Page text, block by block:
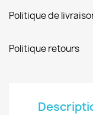
Politique de
Politique retours